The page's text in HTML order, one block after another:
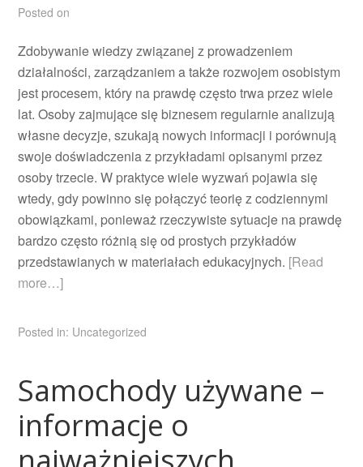
Posted on
Zdobywanie wiedzy związanej z prowadzeniem
działalności, zarządzaniem a także rozwojem osobistym
jest procesem, który na prawdę często trwa przez wiele
lat. Osoby zajmujące się biznesem regularnie analizują
własne decyzje, szukają nowych informacji i porównują
swoje doświadczenia z przykładami opisanymi przez
osoby trzecie. W praktyce wiele wyzwań pojawia się
wtedy, gdy powinno się połączyć teorię z codziennymi
obowiązkami, ponieważ rzeczywiste sytuacje na prawdę
bardzo często różnią się od prostych przykładów
przedstawianych w materiałach edukacyjnych. [Read
more…]
Posted in: Uncategorized
Samochody używane –
informacje o